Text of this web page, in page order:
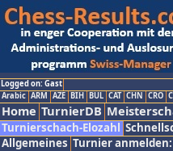
Logged on: Gast
Arabic ARM AZE BIH BUL CAT CHN CRO
Home TurnierDB
Turnierschach-Elozahl
Allgemeines Turnier anmelden: